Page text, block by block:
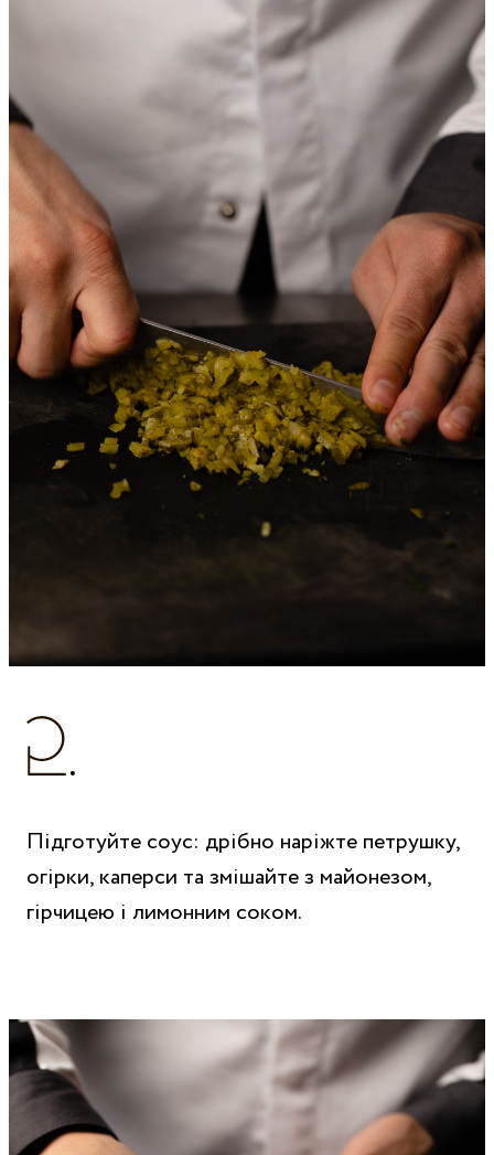
Підготуйте соус: дрібно наріжте петрушку,
огірки, каперси та змішайте з майонезом,
гірчицею і лимонним соком.